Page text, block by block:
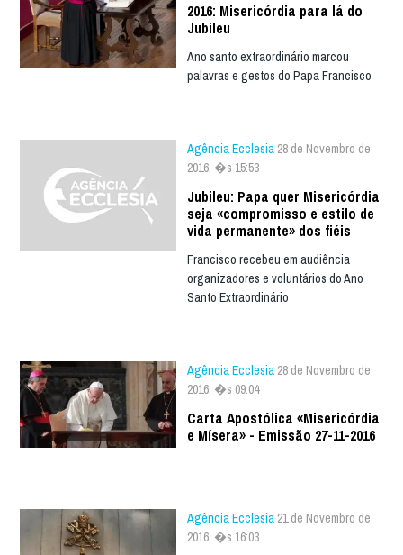
2016: Misericórdia para lá do
Jubileu
Ano santo extraordinário marcou
palavras e gestos do Papa Francisco
Agência Ecclesia 28 de Novembro de
2016, �s 15:53
Jubileu: Papa quer Misericórdia
seja «compromisso e estilo de
vida permanente» dos fiéis
Francisco recebeu em audiência
organizadores e voluntários do Ano
Santo Extraordinário
Agência Ecclesia 28 de Novembro de
2016, �s 09:04
Carta Apostólica «Misericórdia
e Mísera» - Emissão 27-11-2016
Agência Ecclesia 21 de Novembro de
2016, �s 16:03